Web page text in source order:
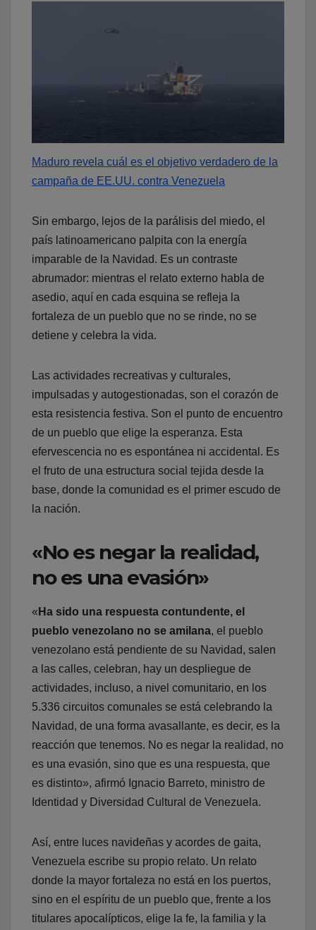
Maduro revela cuál es el objetivo verdadero de la
campaña de EE.UU. contra Venezuela
Sin embargo, lejos de la parálisis del miedo, el
país latinoamericano palpita con la energía
imparable de la Navidad. Es un contraste
abrumador: mientras el relato externo habla de
asedio, aquí en cada esquina se refleja la
fortaleza de un pueblo que no se rinde, no se
detiene y celebra la vida.
Las actividades recreativas y culturales,
impulsadas y autogestionadas, son el corazón de
esta resistencia festiva. Son el punto de encuentro
de un pueblo que elige la esperanza. Esta
efervescencia no es espontánea ni accidental. Es
el fruto de una estructura social tejida desde la
base, donde la comunidad es el primer escudo de
la nación.
«No es negar la realidad,
no es una evasión»
« Ha sido una respuesta contundente, el
pueblo venezolano no se amilana, el pueblo
venezolano está pendiente de su Navidad, salen
a las calles, celebran, hay un despliegue de
actividades, incluso, a nivel comunitario, en los
5.336 circuitos comunales se está celebrando la
Navidad, de una forma avasallante, es decir, es la
reacción que tenemos. No es negar la realidad, no
es una evasión, sino que es una respuesta, que
es distinto», afirmó Ignacio Barreto, ministro de
Identidad y Diversidad Cultural de Venezuela.
Así, entre luces navideñas y acordes de gaita,
Venezuela escribe su propio relato. Un relato
donde la mayor fortaleza no está en los puertos,
sino en el espíritu de un pueblo que, frente a los
titulares apocalípticos, elige la fe, la familia y la